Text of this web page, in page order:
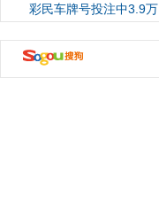
彩民车牌号投注中3.9万